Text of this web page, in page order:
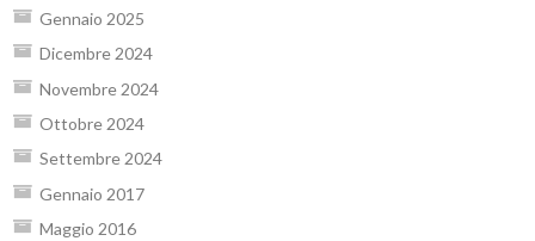
Gennaio 2025
Dicembre 2024
Novembre 2024
Ottobre 2024
Settembre 2024
Gennaio 2017
Maggio 2016